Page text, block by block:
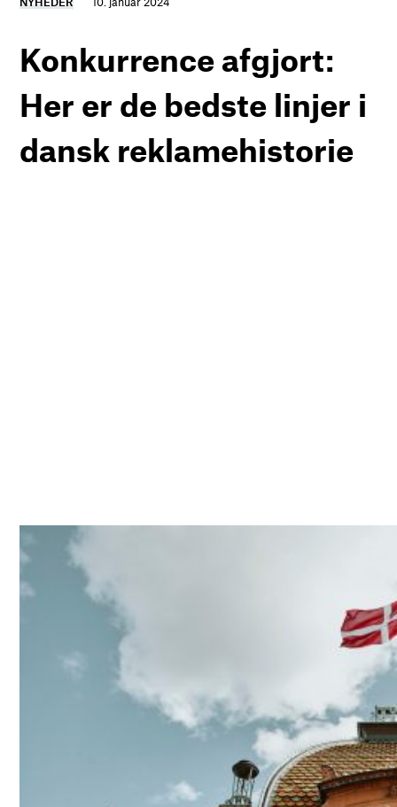
Konkurrence afgjort:
Her er de bedste linjer i
dansk reklamehistorie